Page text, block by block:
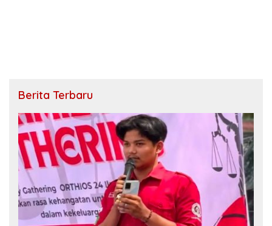
Berita Terbaru